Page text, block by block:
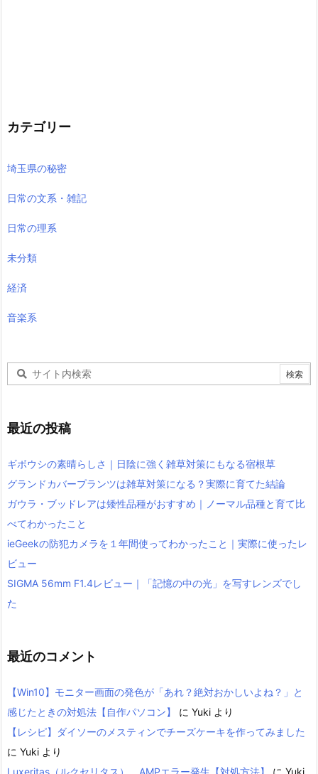
カテゴリー
埼玉県の秘密
日常の文系・雑記
日常の理系
未分類
経済
音楽系
最近の投稿
ギボウシの素晴らしさ｜日陰に強く雑草対策にもなる宿根草
グランドカバープランツは雑草対策になる？実際に育てた結論
ガウラ・ブッドレアは矮性品種がおすすめ｜ノーマル品種と育て比
べてわかったこと
ieGeekの防犯カメラを１年間使ってわかったこと｜実際に使ったレ
ビュー
SIGMA 56mm F1.4レビュー｜「記憶の中の光」を写すレンズでし
た
最近のコメント
【Win10】モニター画面の発色が「あれ？絶対おかしいよね？」と
感じたときの対処法【自作パソコン】
に Yuki より
【レシピ】ダイソーのメスティンでチーズケーキを作ってみました
に Yuki より